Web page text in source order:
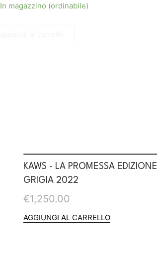
In magazzino (ordinabile)
KAWS - LA PROMESSA EDIZIONE
GRIGIA 2022
€1,250.00
AGGIUNGI AL CARRELLO